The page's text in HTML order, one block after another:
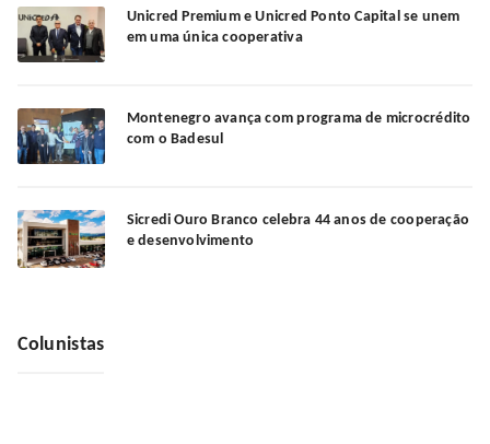
Unicred Premium e Unicred Ponto Capital se unem
em uma única cooperativa
Montenegro avança com programa de microcrédito
com o Badesul
Sicredi Ouro Branco celebra 44 anos de cooperação
e desenvolvimento
Colunistas